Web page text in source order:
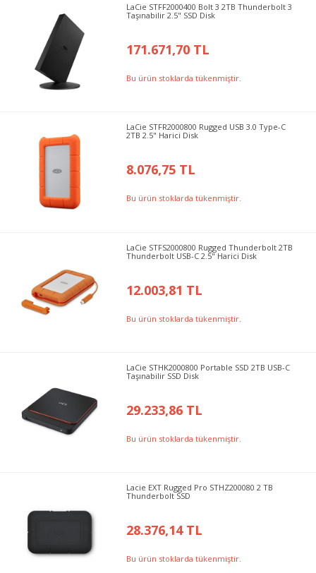
LaCie STFF2000400 Bolt 3 2TB Thunderbolt 3
Taşınabilir 2.5" SSD Disk
171.671,70 TL
Bu ürün stoklarda tükenmiştir.
LaCie STFR2000800 Rugged USB 3.0 Type-C
2TB 2.5" Harici Disk
8.076,75 TL
Bu ürün stoklarda tükenmiştir.
LaCie STFS2000800 Rugged Thunderbolt 2TB
Thunderbolt USB-C 2.5" Harici Disk
12.003,81 TL
Bu ürün stoklarda tükenmiştir.
LaCie STHK2000800 Portable SSD 2TB USB-C
Taşınabilir SSD Disk
29.233,86 TL
Bu ürün stoklarda tükenmiştir.
Lacie EXT Rugged Pro STHZ200080 2 TB
Thunderbolt SSD
28.376,14 TL
Bu ürün stoklarda tükenmiştir.